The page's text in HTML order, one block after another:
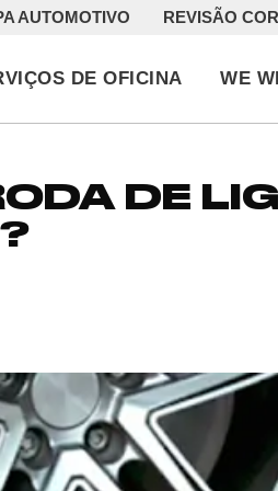
AUTOMOTIVO REVISÃO
DE OFICINA WE
DE